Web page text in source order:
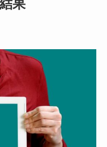
果